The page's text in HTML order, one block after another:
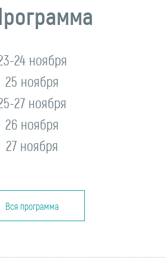
24 ноября
25 ноября
27 ноября
26 ноября
27 ноября
Вся программа